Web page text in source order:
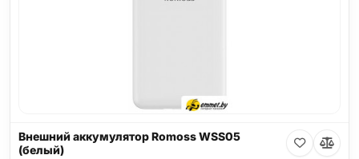
Внешний аккумулятор Romoss WSS05
(белый)